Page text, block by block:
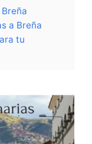
a Breña
tu